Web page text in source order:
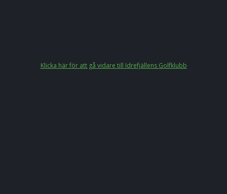
Klicka här för att gå vidare till Idrefjällens Golfklubb